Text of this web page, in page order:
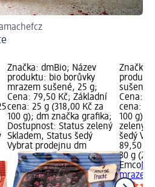
Značka: dmBio; Název
produktu: bio borůvky
mrazem sušené, 25 g;
Cena: 79,50 Kč; Základní
cena: 25 g (318,00 Kč za
100 g); dm značka grafika;
Dostupnost: Status zelený
Skladem, Status šedý
Vybrat prodejnu dm
Značka:
sušené
Cena:
cena: 30
100 g);
zelený
šedý
89,50 Kč
30 g
Emco